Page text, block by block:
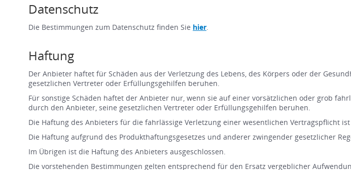
Datenschutz
Die Bestimmungen zum Datenschutz finden Sie hier.
Haftung
Der Anbieter haftet für Schäden aus der Verletzung des Lebens, des Körpers oder der
gesetzlichen Vertreter oder Erfüllungsgehilfen beruhen.
Für sonstige Schäden haftet der Anbieter nur, wenn sie auf einer vorsätzlichen oder grob
durch den Anbieter, seine gesetzlichen Vertreter oder Erfüllungsgehilfen beruhen.
Die Haftung des Anbieters für die fahrlässige Verletzung einer wesentlichen Vertragspflicht
Die Haftung aufgrund des Produkthaftungsgesetzes und anderer zwingender gesetzlicher
Im Übrigen ist die Haftung des Anbieters ausgeschlossen.
Die vorstehenden Bestimmungen gelten entsprechend für den Ersatz vergeblicher